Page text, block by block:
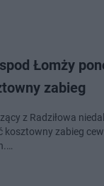
Łomży
zabieg
z Radziłowa
kosztowny zabieg